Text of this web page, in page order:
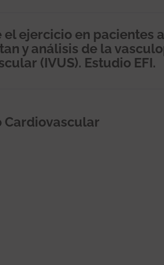
ejercicio en pacientes
y análisis de la
(IVUS). Estudio EFI.
Cardiovascular